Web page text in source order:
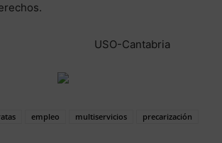
Cantabria
empleo multiservicios
precarización